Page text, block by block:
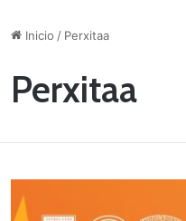
Inicio / Perxitaa
Perxitaa